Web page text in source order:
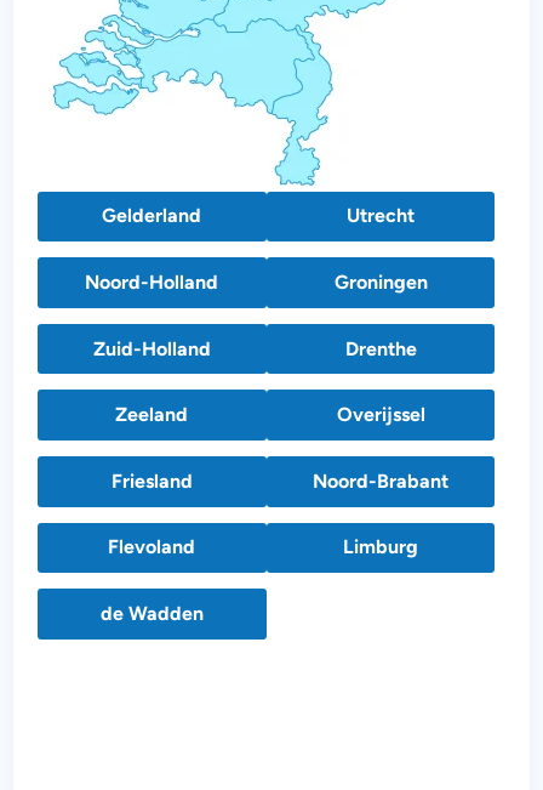
Gelderland Utrecht
Noord-Holland Groningen
Zuid-Holland Drenthe
Zeeland Overijssel
Friesland Noord-Brabant
Flevoland Limburg
de Wadden